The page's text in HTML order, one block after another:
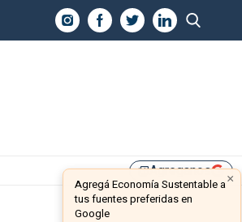
library_addAgreganos ×
Agregá Economía Sustentable a
tus fuentes preferidas en
Google